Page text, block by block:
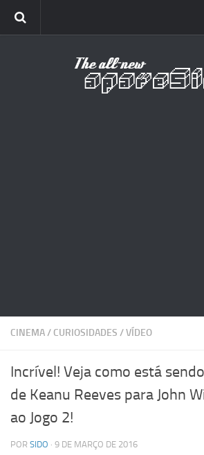
CINEMA/ CURIOSIDADES /VÍDEO
Incrível! Veja como está
de Keanu Reeves para John
ao Jogo 2!
POR SIDO · 9 DE MARÇO DE 2016